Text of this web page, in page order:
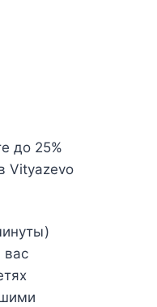
до 25%
Vityazevo
вас